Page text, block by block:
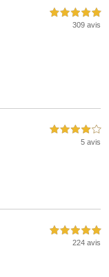
5,0 étoiles sur 5
309 avis
4,0 étoiles sur 5
5 avis
5,0 étoiles sur 5
224 avis